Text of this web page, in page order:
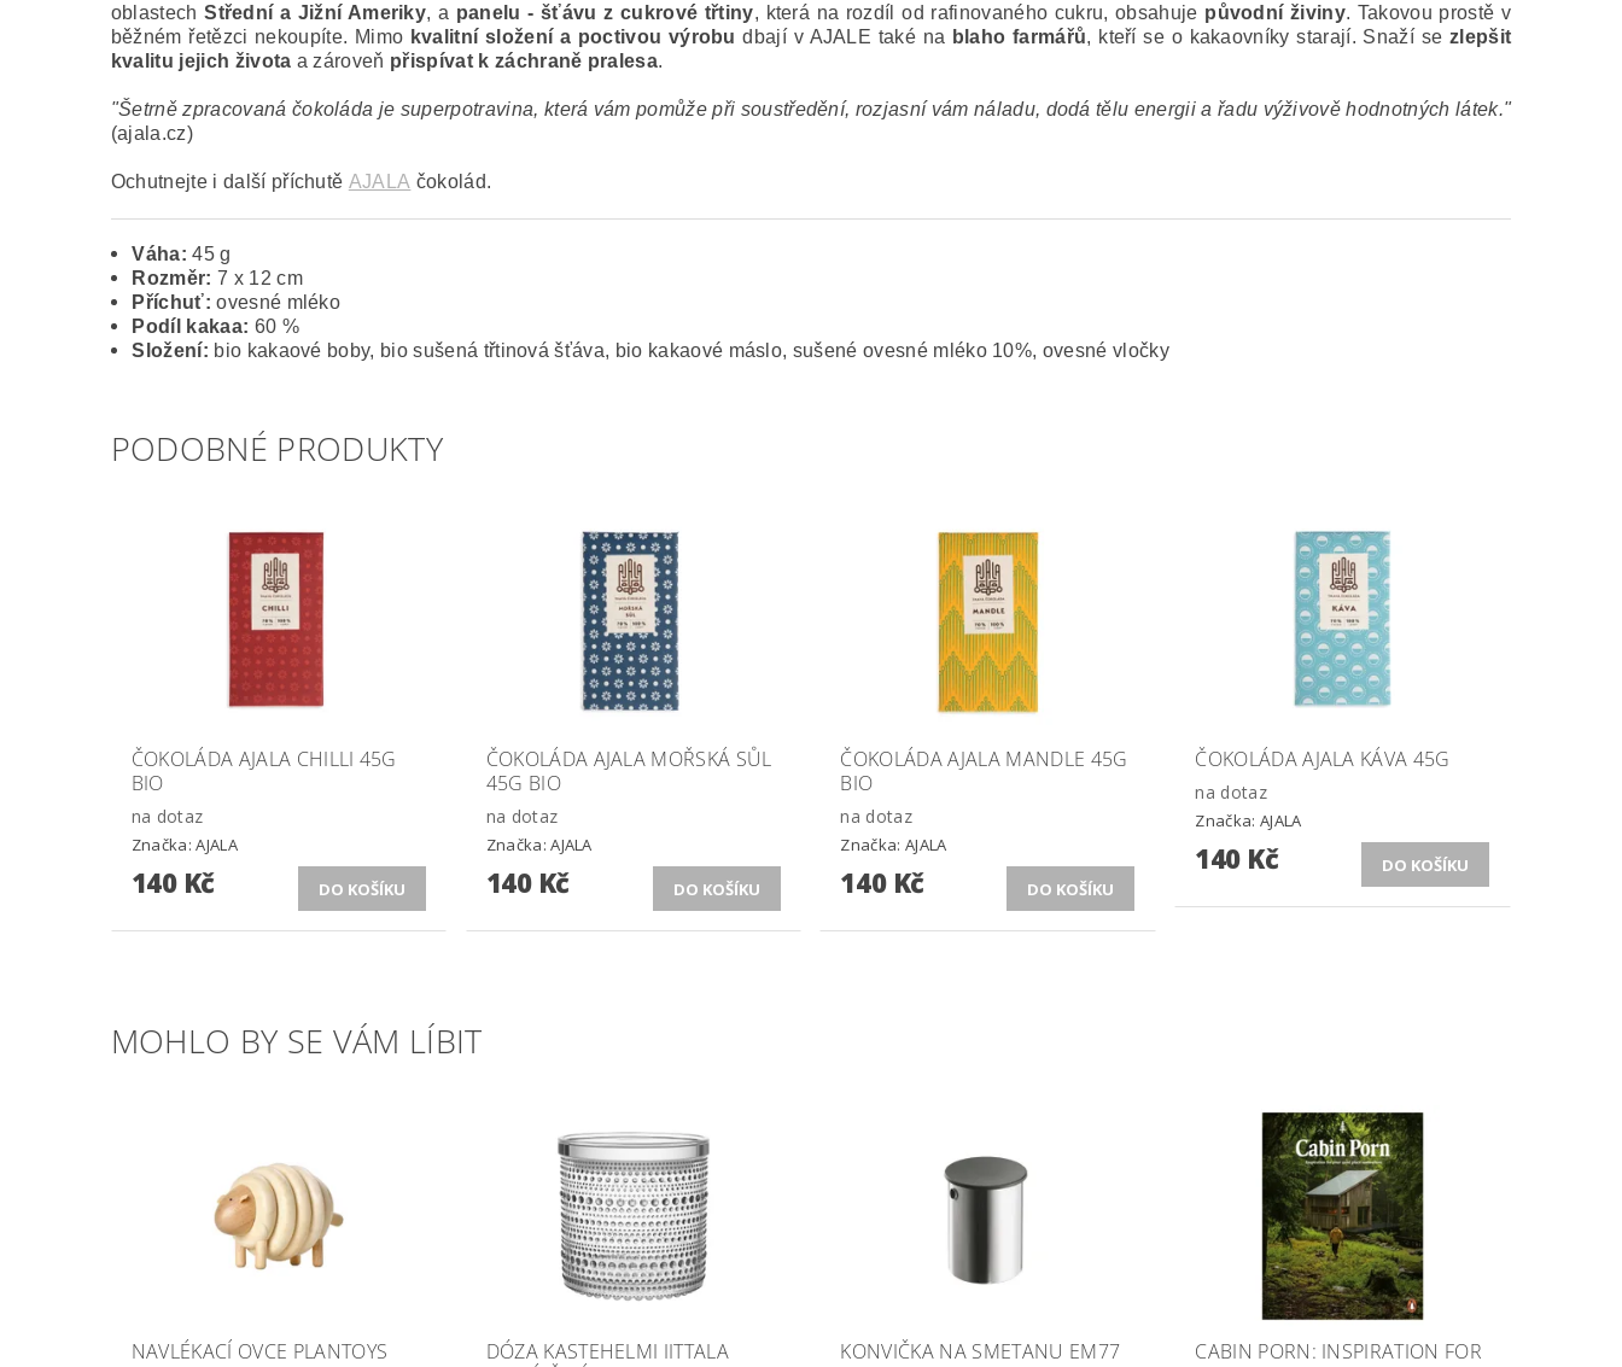
oblastechStřední a Jižní Ameriky, a panelu - šťávu z cukrové třtiny, která na rozdíl od rafinovaného cukru, obsahuje původní živiny. Takovou prostě v
běžném řetězci nekoupíte. Mimo kvalitní složení a poctivou výrobu dbají v AJALE také na blaho farmářů, kteří se o kakaovníky starají. Snaží se zlepšit
kvalitu jejich života a zároveň přispívat k záchraně pralesa.
"Šetrně zpracovaná čokoláda je superpotravina, která vám pomůže při soustředění, rozjasní vám náladu, dodá tělu energii a řadu výživově hodnotných látek."
(ajala.cz)
Ochutnejte i další příchutě AJALA čokolád.
Váha:45 g
Rozměr: 7 x 12 cm
Příchuť:ovesné mléko
Podíl kakaa: 60 %
Složení: bio kakaové boby, bio sušená třtinová šťáva, bio kakaové máslo, sušené ovesné mléko 10%, ovesné vločky
PODOBNÉ PRODUKTY
ČOKOLÁDA AJALA CHILLI 45G
BIO
na dotaz
Značka:AJALA
140 Kč
ČOKOLÁDA AJALA MOŘSKÁ SŮL
45G BIO
na dotaz
Značka:AJALA
140 Kč
ČOKOLÁDA AJALA MANDLE 45G
BIO
na dotaz
Značka:AJALA
140 Kč
ČOKOLÁDA AJALA KÁVA 45G
na dotaz
Značka: AJALA
140 Kč
MOHLO BY SE VÁM LÍBIT
NAVLÉKACÍ OVCE PLANTOYS
DÓZA KASTEHELMI IITTALA
KONVIČKA NA SMETANU EM77
CABIN PORN: INSPIRATION FOR